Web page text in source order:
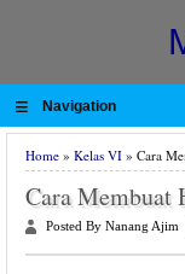
≡ Navigation
Home » Kelas VI » Cara
Cara Membuat
Posted By Nanang Ajim